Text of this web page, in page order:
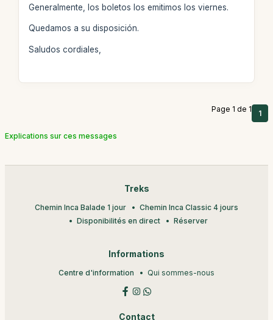
Generalmente, los boletos los emitimos los viernes.
Quedamos a su disposición.
Saludos cordiales,
Page 1 de 1 1
Explications sur ces messages
Treks
Chemin Inca Balade 1 jour
Chemin Inca Classic 4 jours
Disponibilités en direct
Réserver
Informations
Centre d'information Qui sommes-nous
Contact